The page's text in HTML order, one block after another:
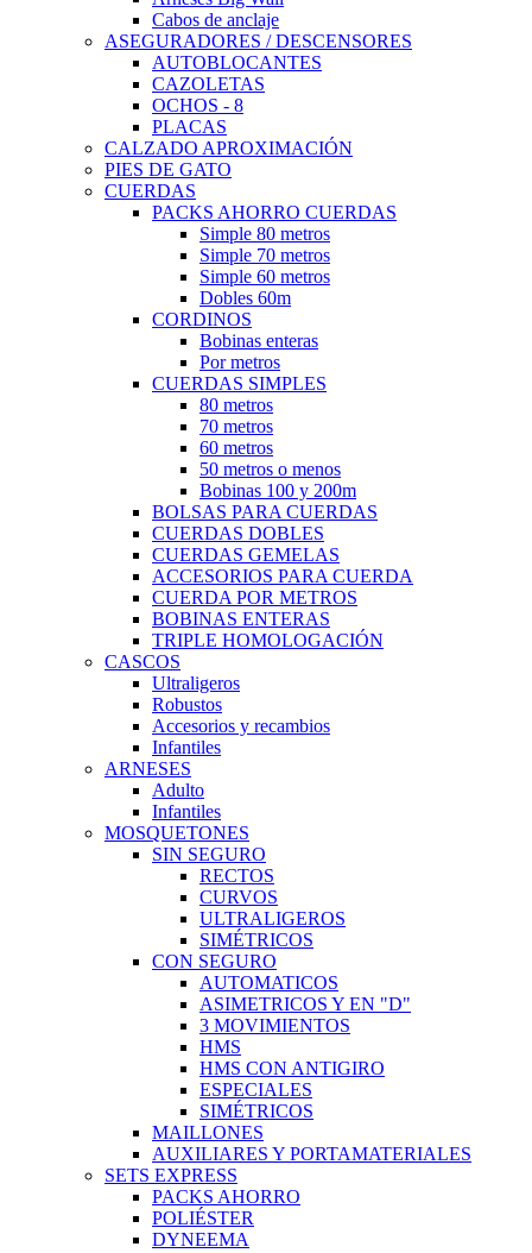
Cabos de anclaje
ASEGURADORES / DESCENSORES
AUTOBLOCANTES
CAZOLETAS
OCHOS - 8
PLACAS
CALZADO APROXIMACIÓN
PIES DE GATO
CUERDAS
PACKS AHORRO CUERDAS
Simple 80 metros
Simple 70 metros
Simple 60 metros
Dobles 60m
CORDINOS
Bobinas enteras
Por metros
CUERDAS SIMPLES
80 metros
70 metros
60 metros
50 metros o menos
Bobinas 100 y 200m
BOLSAS PARA CUERDAS
CUERDAS DOBLES
CUERDAS GEMELAS
ACCESORIOS PARA CUERDA
CUERDA POR METROS
BOBINAS ENTERAS
TRIPLE HOMOLOGACIÓN
CASCOS
Ultraligeros
Robustos
Accesorios y recambios
Infantiles
ARNESES
Adulto
Infantiles
MOSQUETONES
SIN SEGURO
RECTOS
CURVOS
ULTRALIGEROS
SIMÉTRICOS
CON SEGURO
AUTOMATICOS
ASIMETRICOS Y EN "D"
3 MOVIMIENTOS
HMS
HMS CON ANTIGIRO
ESPECIALES
SIMÉTRICOS
MAILLONES
AUXILIARES Y PORTAMATERIALES
SETS EXPRESS
PACKS AHORRO
POLIÉSTER
DYNEEMA